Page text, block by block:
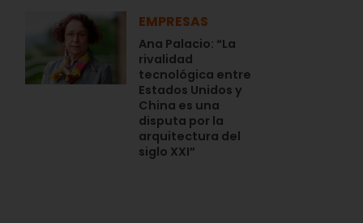
EMPRESAS
Ana Palacio: “La
rivalidad
tecnológica entre
Estados Unidos y
China es una
disputa por la
arquitectura del
siglo XXI”